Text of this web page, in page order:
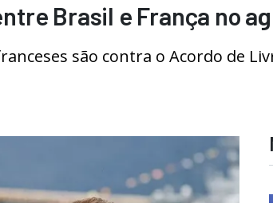
Brasil e França no
são contra o Acordo de